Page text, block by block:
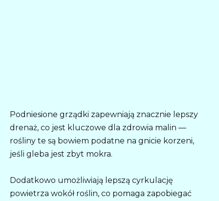
Podniesione grządki zapewniają znacznie lepszy
drenaż, co jest kluczowe dla zdrowia malin —
rośliny te są bowiem podatne na gnicie korzeni,
jeśli gleba jest zbyt mokra.
Dodatkowo umożliwiają lepszą cyrkulację
powietrza wokół roślin, co pomaga zapobiegać